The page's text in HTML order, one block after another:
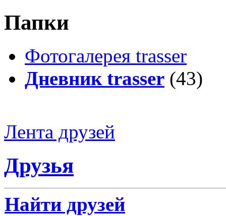
Папки
Фотогалерея trasser
Дневник trasser (43)
Лента друзей
Друзья
Найти друзей